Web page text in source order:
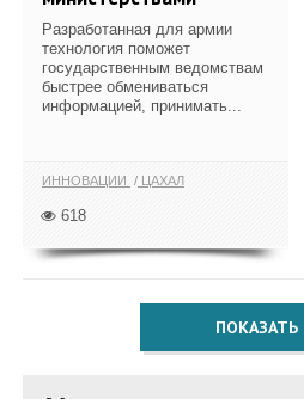
Разработанная для армии
технология поможет
государственным ведомствам
быстрее обмениваться
информацией, принимать...
ИННОВАЦИИ ЦАХАЛ
618